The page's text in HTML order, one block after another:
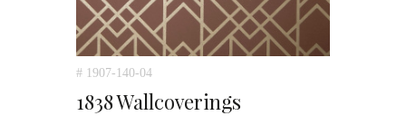
# 1907-140-04
1838 Wallcoverings